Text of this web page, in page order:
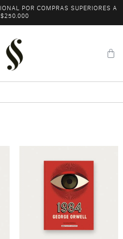
POR COMPRAS SUPERIORES A
$250.000